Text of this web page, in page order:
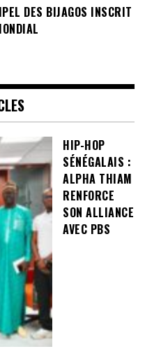
DES BIJAGOS INSCRIT
HIP-HOP
SÉNÉGALAIS :
ALPHA THIAM
RENFORCE
SON ALLIANCE
AVEC PBS